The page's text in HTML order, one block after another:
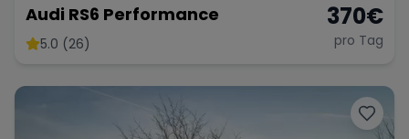
Audi RS6 Performance
5.0 (26)
370€
pro Tag